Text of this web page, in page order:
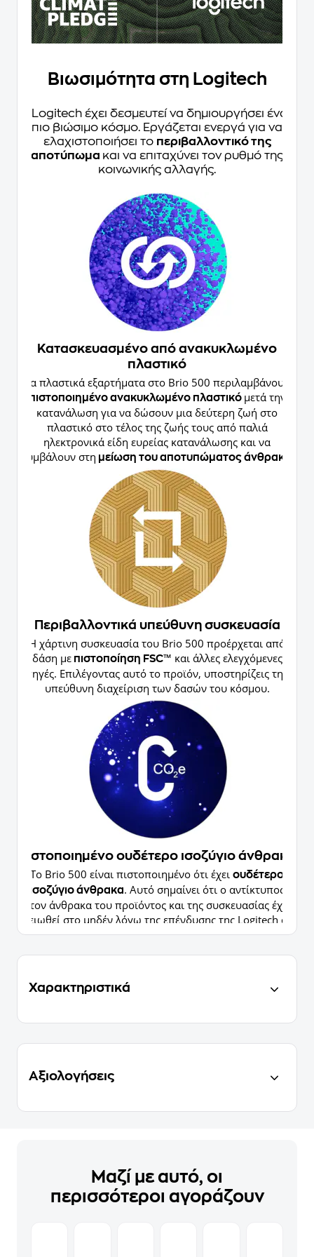
Βιωσιμότητα στη Logitech
Η Logitech έχει δεσμευτεί να δημιουργήσει έναν
πιο βιώσιμο κόσμο. Εργάζεται ενεργά για να
ελαχιστοποιήσει το περιβαλλοντικό της
αποτύπωμα και να επιταχύνει τον ρυθμό της
κοινωνικής αλλαγής.
Κατασκευασμένο από ανακυκλωμένο
πλαστικό
Τα πλαστικά εξαρτήματα στο Brio 500 περιλαμβάνουν
πιστοποιημένο ανακυκλωμένο πλαστικό μετά την
κατανάλωση για να δώσουν μια δεύτερη ζωή στο
πλαστικό στο τέλος της ζωής τους από παλιά
ηλεκτρονικά είδη ευρείας κατανάλωσης και να
συμβάλουν στη μείωση του αποτυπώματος άνθρακα
Περιβαλλοντικά υπεύθυνη συσκευασία
Η χάρτινη συσκευασία του Brio 500 προέρχεται από
δάση μεπιστοποίηση FSC™ και άλλες ελεγχόμενες
πηγές. Επιλέγοντας αυτό το προϊόν, υποστηρίζεις την
υπεύθυνη διαχείριση των δασών του κόσμου.
Πιστοποιημένο ουδέτερο ισοζύγιο άνθρακα
Το Brio 500 είναι πιστοποιημένο ότι έχει ουδέτερο
ισοζύγιο άνθρακα. Αυτό σημαίνει ότι ο αντίκτυπος
στον άνθρακα του προϊόντος και της συσκευασίας έχει
μειωθεί στο μηδέν λόγω της επένδυσης της Logitech σε
έργα αντιστάθμισης και αφαίρεσης άνθρακα.
Χαρακτηριστικά
Αξιολογήσεις
Μαζί με αυτό, οι
περισσότεροι αγοράζουν